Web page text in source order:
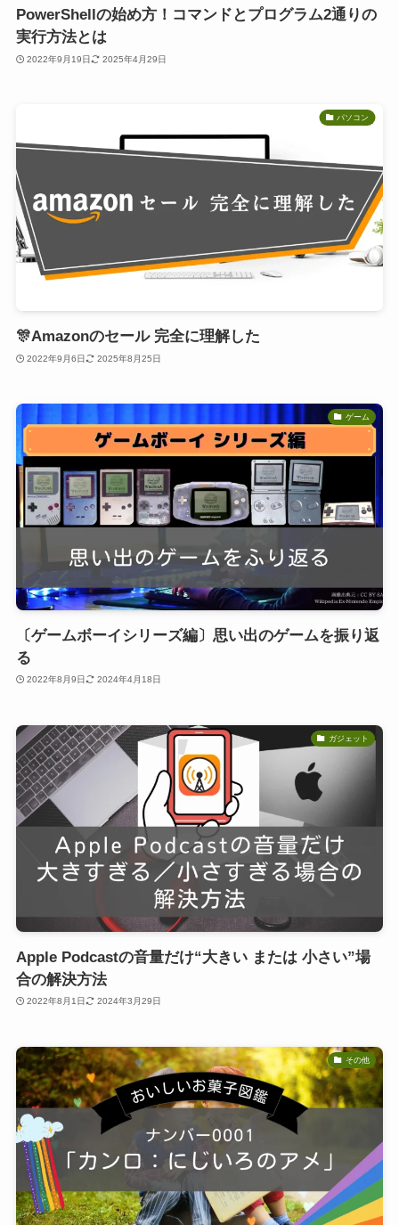
PowerShellの始め方！コマンドとプログラム2通りの
実行方法とは
2022年9月19日 2025年4月29日
パソコン
🎊Amazonのセール 完全に理解した
2022年9月6日 2025年8月25日
ゲーム
〔ゲームボーイシリーズ編〕思い出のゲームを振り返
る
2022年8月9日 2024年4月18日
ガジェット
Apple Podcastの音量だけ“大きい または 小さい”場
合の解決方法
2022年8月1日 2024年3月29日
その他